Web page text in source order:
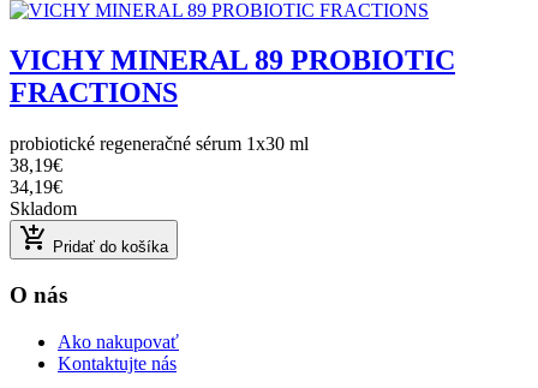
VICHY MINERAL 89 PROBIOTIC
FRACTIONS
probiotické regeneračné sérum 1x30 ml
38,19€
34,19€
Skladom
add_shopping_cart Pridať do košíka
O nás
Ako nakupovať
Kontaktujte nás